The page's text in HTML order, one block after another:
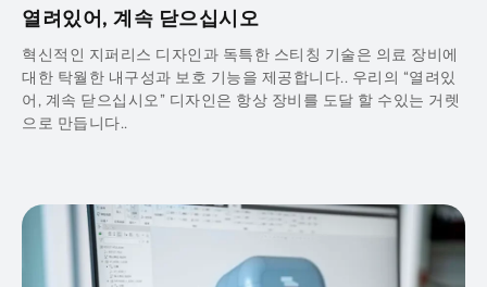
열려있어, 계속 닫으십시오
혁신적인 지퍼리스 디자인과 독특한 스티칭 기술은 의료 장비에
대한 탁월한 내구성과 보호 기능을 제공합니다.. 우리의 “열려있
어, 계속 닫으십시오” 디자인은 항상 장비를 도달 할 수있는 거렛
으로 만듭니다..